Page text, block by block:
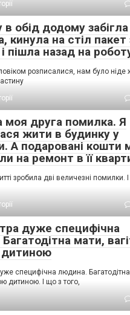
в обід додому забігла
кинула на стіл пакет
пішла назад на
розписалися, нам було ніде
моя друга помилка. Я
жити в будинку у
А подаровані кошти
на ремонт в її
зробила дві величезні помилки.
дуже специфічна
мати,
специфічна людина.
дитиною. І що з того,